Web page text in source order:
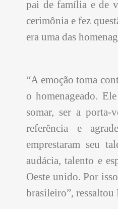
pai de família e de
cerimônia e fez
era uma das
“A emoção toma
o homenageado.
somar, ser a porta-
referência e
emprestaram seu
audácia, talento e
Oeste unido. Por
brasileiro”, ressaltou